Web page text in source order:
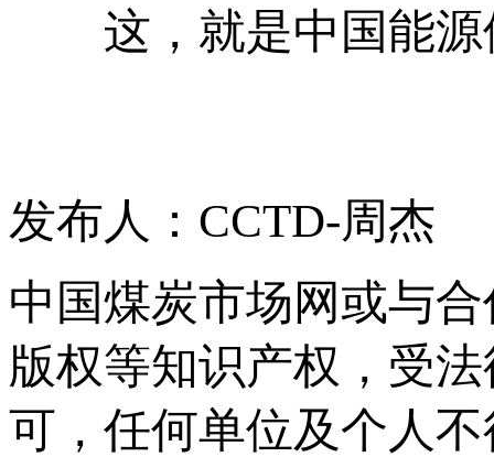
这，就是中国能源
发布人：CCTD-周杰
中国煤炭市场网或与
版权等知识产权，受
可，任何单位及个人